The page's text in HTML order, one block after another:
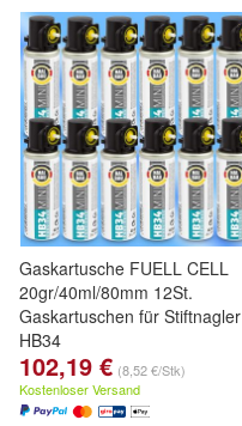
Gaskartusche FUELL CELL
20gr/40ml/80mm 12St.
Gaskartuschen für Stiftnagler
HB34
102,19 € (8,52 €/Stk)
Kostenloser Versand